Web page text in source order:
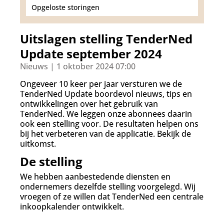
Opgeloste storingen
Uitslagen stelling TenderNed
Update september 2024
Nieuws | 1 oktober 2024 07:00
Ongeveer 10 keer per jaar versturen we de
TenderNed Update boordevol nieuws, tips en
ontwikkelingen over het gebruik van
TenderNed. We leggen onze abonnees daarin
ook een stelling voor. De resultaten helpen ons
bij het verbeteren van de applicatie. Bekijk de
uitkomst.
De stelling
We hebben aanbestedende diensten en
ondernemers dezelfde stelling voorgelegd. Wij
vroegen of ze willen dat TenderNed een centrale
inkoopkalender ontwikkelt.